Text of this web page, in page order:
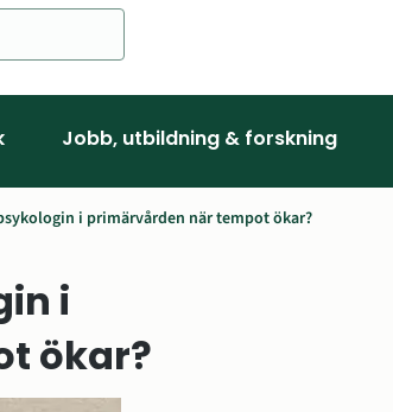
Jobb, utbildning & forskning
i primärvården när tempot ökar?
i
ökar?
Förstora bilden